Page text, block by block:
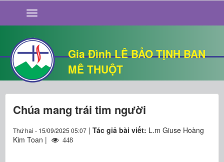
Gia Đình LÊ BẢO TỊNH BAN
MÊ THUỘT
GIỚI THIỆU
TIN TỨC
SỐNG ĐẠO
CHUYỆN NHÀ
QUÁN VĂN
THƯ GIÃN
Chúa mang trái tim người
Thứ hai - 15/09/2025 05:07 | Tác giả bài viết: L.m Giuse Hoàng
Kim Toan |
448